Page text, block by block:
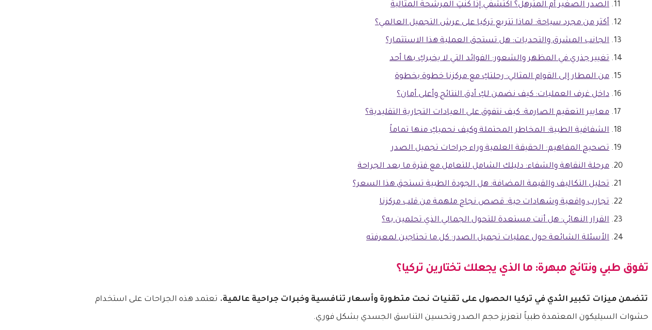
الصدر الصغير أم المترهل؟ اكتشفي إذا كنتِ المرشحة المثالية
أكثر من مجرد سياحة: لماذا تتربع تركيا على عرش التجميل العالمي؟
الجانب المشرق والتحديات: هل تستحق العملية هذا الاستثمار؟
تغيير جذري في المظهر والشعور: الفوائد التي لا يخبركِ بها أحد
من المطار إلى القوام المثالي: رحلتكِ مع مركزنا خطوة بخطوة
داخل غرف العمليات: كيف نضمن لكِ أدق النتائج وأعلى أمان؟
معايير التعقيم الصارمة: كيف نتفوق على العيادات التجارية التقليدية؟
الشفافية الطبية: المخاطر المحتملة وكيف نحميكِ منها تماماً
تصحيح المفاهيم: الحقيقة العلمية وراء جراحات تجميل الصدر
مرحلة النقاهة والشفاء: دليلك الشامل للتعامل مع فترة ما بعد الجراحة
تحليل التكاليف والقيمة المضافة: هل الجودة الطبية تستحق هذا السعر؟
تجارب واقعية وشهادات حية: قصص نجاح ملهمة من قلب مركزنا
القرار النهائي: هل أنت مستعدة للتحول الجمالي الذي تحلمين به؟
الأسئلة الشائعة حول عمليات تجميل الصدر: كل ما تحتاجين لمعرفته
تفوق طبي ونتائج مبهرة: ما الذي يجعلك تختارين تركيا؟
تتضمن ميزات تكبير الثدي في تركيا الحصول على تقنيات نحت متطورة وأسعار تنافسية وخبرات جراحية عالمية. تعتمد هذه الجراحات على استخدام
حشوات السيليكون المعتمدة طبياً لتعزيز حجم الصدر وتحسين التناسق الجسدي بشكل فوري.